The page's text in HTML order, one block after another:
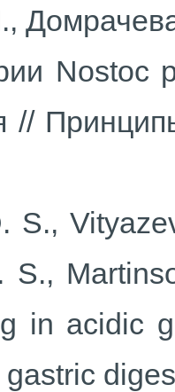
Nostoc
//
S.,
S.,
in acidic